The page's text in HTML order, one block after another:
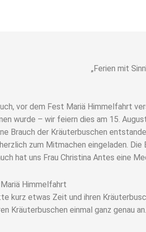
„Ferien mit
vor dem Fest Mariä Himmelfahrt
wurde – wir feiern dies am 15.
Brauch der Kräuterbuschen
zum Mitmachen eingeladen.
hat uns Frau Christina Antes eine
Himmelfahrt
kurz etwas Zeit und ihren
Kräuterbuschen einmal ganz genau